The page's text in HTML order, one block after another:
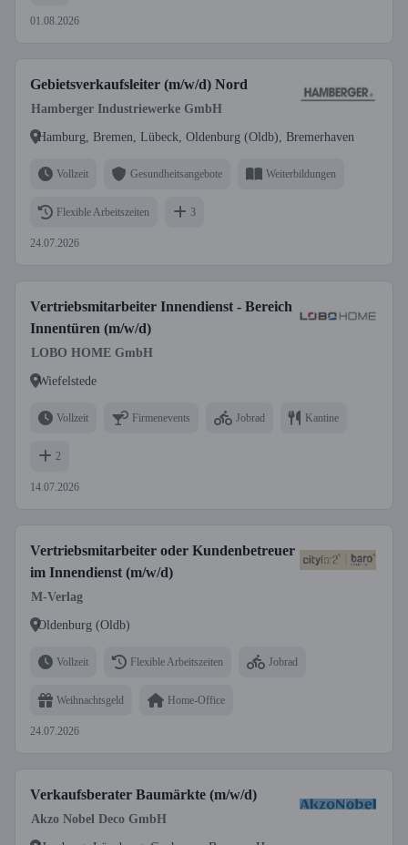
01.08.2026
Gebietsverkaufsleiter (m/w/d) Nord
Hamberger Industriewerke GmbH
Hamburg, Bremen, Lübeck, Oldenburg (Oldb), Bremerhaven
Vollzeit Gesundheitsangebote Weiterbildungen
Flexible Arbeitszeiten 3
24.07.2026
Vertriebsmitarbeiter Innendienst - Bereich
Innentüren (m/w/d)
LOBO HOME GmbH
Wiefelstede
Vollzeit Firmenevents Jobrad Kantine
2
14.07.2026
Vertriebsmitarbeiter oder Kundenbetreuer
im Innendienst (m/w/d)
M-Verlag
Oldenburg (Oldb)
Vollzeit Flexible Arbeitszeiten Jobrad
Weihnachtsgeld Home-Office
24.07.2026
Verkaufsberater Baumärkte (m/w/d)
Akzo Nobel Deco GmbH